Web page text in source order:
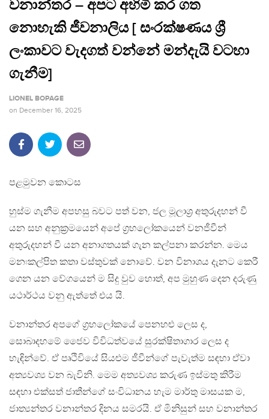
වනාන්තර – අපට අහිමි කර ගත
නොහැකි ජීවනාලිය [ සංරක්ෂණය ශ්‍රී
ලංකාවට වැදගත් වන්නේ මන්දැයි වටහා
ගැනීම]
LIONEL BOPAGE
on December 16, 2025
පළමුවන කොටස
හුස්ම ගැනීම අපහසු බවට පත් වන, ජල මූලාශ්‍ර අතුරුදහන් වී
යන සහ අනුක්‍රමයෙන් අපේ ග්‍රහලෝකයෙන් වනජීවීන්
අතුරුදහන් වී යන අනාගතයක් ගැන කල්පනා කරන්න. මෙය
මනඃකල්පිත කතා වස්තුවක් නොවේ. වන විනාශය දැනට කෙරී
ගෙන යන වේගයෙන් ම සිදු වුව හොත්, අප මුහුණ දෙන දරුණු
යථාර්ථය වනු ඇත්තේ එය යි.
වනාන්තර අපගේ ග්‍රහලෝකයේ පෙනහළු ලෙස ද,
සොබාදහමේ ජෛව විවිධත්වයේ සුරක්ෂිතාගාර ලෙස ද
හැඳින්වේ. ඒ පෘථිවියේ සියළුම ජීවීන්ගේ පැවැත්ම සඳහා ඒවා
අත්‍යවශ්‍ය වන බැවිනි. මෙම අත්‍යවශ්‍ය කරුණ ඉස්මතු කිරීම
සඳහා එක්සත් ජාතීන්ගේ සංවිධානය හැම මාර්තු මාසයක ම,
ජාත්‍යන්තර වනාන්තර දිනය සමරයි. ඒ මිනිසුන් සහ වනාන්තර